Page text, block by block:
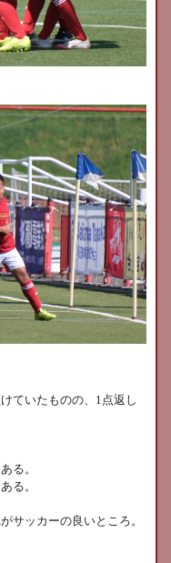
ていたものの、 1 点返し
る。
る。
サッカーの良いところ。